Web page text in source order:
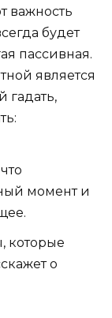
важность
будет
пассивная.
является
гадать,
момент и
которые
о